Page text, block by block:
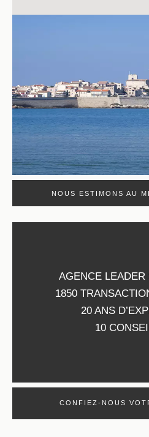
NOUS ESTIMONS AU
AGENCE LEADER
1850
20 ANS
10
CONFIEZ-NOUS